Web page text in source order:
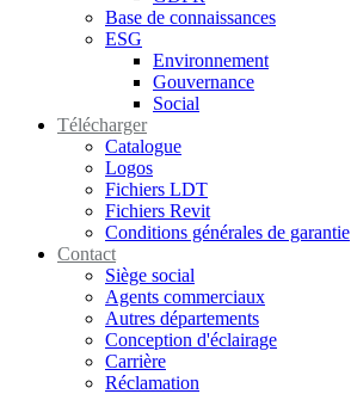
Base de connaissances
ESG
Environnement
Gouvernance
Social
Télécharger
Catalogue
Logos
Fichiers LDT
Fichiers Revit
Conditions générales de garantie
Contact
Siège social
Agents commerciaux
Autres départements
Conception d'éclairage
Carrière
Réclamation